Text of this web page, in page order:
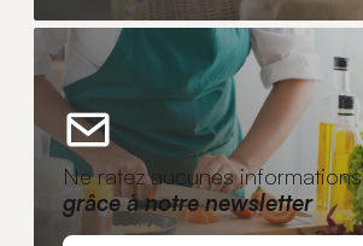
Ne ratez aucunes informations
grâce à notre newsletter